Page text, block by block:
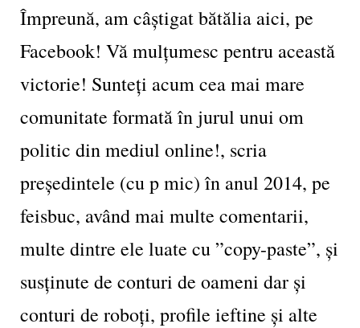
Împreună, am câștigat bătălia aici, pe
Facebook! Vă mulțumesc pentru această
victorie! Sunteți acum cea mai mare
comunitate formată în jurul unui om
politic din mediul online!, scria
președintele (cu p mic) în anul 2014, pe
feisbuc, având mai multe comentarii,
multe dintre ele luate cu ”copy-paste”, și
susținute de conturi de oameni dar și
conturi de roboți, profile ieftine și alte